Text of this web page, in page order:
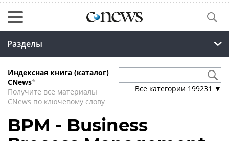
Разделы
Индексная книга (каталог)
CNews*
Получите все материалы
CNews по ключевому слову
Все категории 199231 ▼
BPM - Business